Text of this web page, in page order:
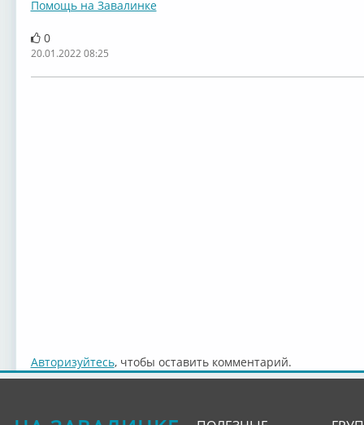
Помощь на Завалинке
0
20.01.2022 08:25
Авторизуйтесь, чтобы оставить комментарий.